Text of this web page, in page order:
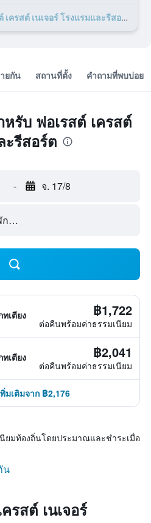
ข้อเสนอเพิ่มเติมจาก ฟอเรสต์ เครสต์ เนเจอร์ โรงแรมและรีสอร์ต 5 รายการ
ยกัน สถานที่ตั้ง คำถามที่พบบ่อย
รับ ฟอเรสต์ เครสต์
ะรีสอร์ต
- จ. 17/8
1 ห้อง
เตียง ฿1,722
ต่อคืนพร้อมค่าธรรมเนียม
เตียง ฿2,041
ต่อคืนพร้อมค่าธรรมเนียม
มเติมจาก ฿2,176
ยมท้องถิ่นโดยประมาณและชำระเมื่อ
น
รสต์ เนเจอร์